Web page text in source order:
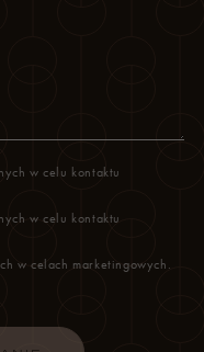
w celu kontaktu
w celu kontaktu
w celach marketingowych.